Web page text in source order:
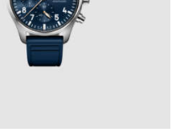
7,900.00 IVA Inclusa